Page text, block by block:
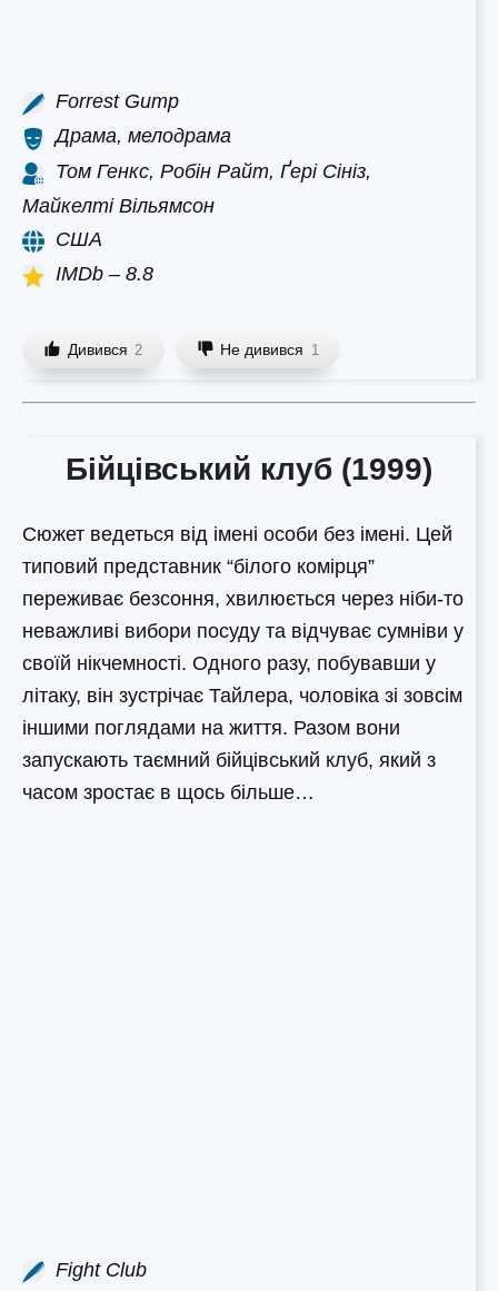
Forrest Gump
Драма, мелодрама
Том Генкс, Робін Райт, Ґері Сініз,
Майкелті Вільямсон
США
IMDb – 8.8
Дивився 2 Не дивився 1
Бійцівський клуб (1999)
Сюжет ведеться від імені особи без імені. Цей
типовий представник “білого комірця”
переживає безсоння, хвилюється через ніби-то
неважливі вибори посуду та відчуває сумніви у
своїй нікчемності. Одного разу, побувавши у
літаку, він зустрічає Тайлера, чоловіка зі зовсім
іншими поглядами на життя. Разом вони
запускають таємний бійцівський клуб, який з
часом зростає в щось більше…
Fight Club